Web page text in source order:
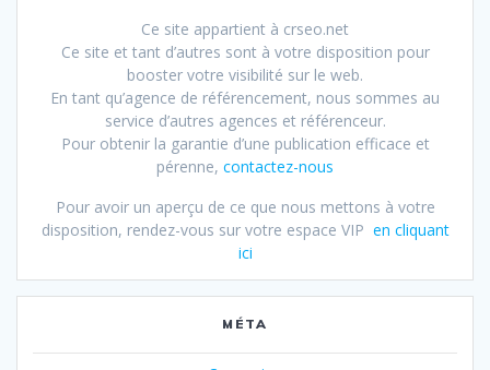
Ce site appartient à crseo.net
Ce site et tant d’autres sont à votre disposition pour
booster votre visibilité sur le web.
En tant qu’agence de référencement, nous sommes au
service d’autres agences et référenceur.
Pour obtenir la garantie d’une publication efficace et
pérenne, contactez-nous
Pour avoir un aperçu de ce que nous mettons à votre
disposition, rendez-vous sur votre espace VIP en cliquant
ici
MÉTA